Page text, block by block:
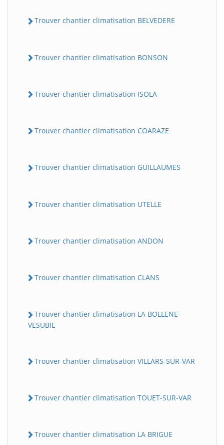
Trouver chantier climatisation BELVEDERE
Trouver chantier climatisation BONSON
Trouver chantier climatisation ISOLA
Trouver chantier climatisation COARAZE
Trouver chantier climatisation GUILLAUMES
Trouver chantier climatisation UTELLE
Trouver chantier climatisation ANDON
Trouver chantier climatisation CLANS
Trouver chantier climatisation LA BOLLENE-
VESUBIE
Trouver chantier climatisation VILLARS-SUR-VAR
Trouver chantier climatisation TOUET-SUR-VAR
Trouver chantier climatisation LA BRIGUE